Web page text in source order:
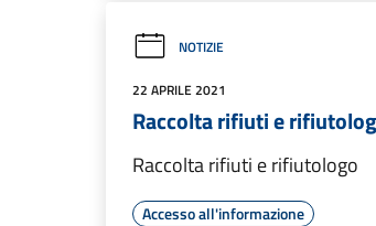
NOTIZIE
22 APRILE 2021
Raccolta rifiuti e
Raccolta rifiuti e rifiutologo
Accesso all'informazione